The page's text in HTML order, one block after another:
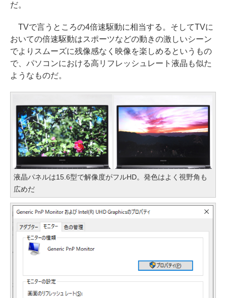
だ。
TVで言うところの4倍速駆動に相当する。そしてTVに
おいての倍速駆動はスポーツなどの動きの激しいシーン
でよりスムーズに残像感なく映像を楽しめるというもの
で、パソコンにおける高リフレッシュレート液晶も似た
ようなものだ。
液晶パネルは15.6型で解像度がフルHD。発色はよく視野角も
広めだ